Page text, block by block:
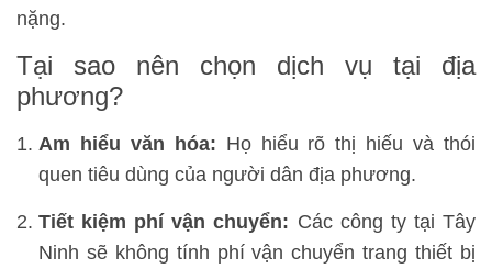
nặng.
Tại sao nên chọn dịch vụ tại địa
phương?
Am hiểu văn hóa: Họ hiểu rõ thị hiếu và thói
quen tiêu dùng của người dân địa phương.
Tiết kiệm phí vận chuyển: Các công ty tại Tây
Ninh sẽ không tính phí vận chuyển trang thiết bị